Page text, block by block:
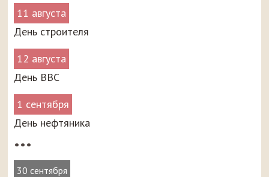
11 августа
День строителя
12 августа
День ВВС
1 сентября
День нефтяника
•••
30 сентября